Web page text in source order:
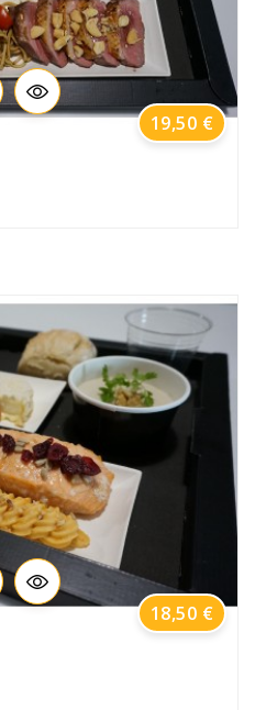
Prix
19,50 €
Prix
18,50 €